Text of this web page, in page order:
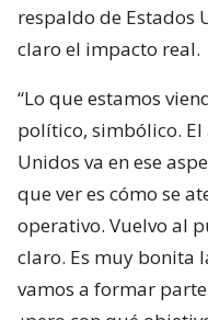
respaldo de Estados
claro el impacto real.
“Lo que estamos
político, simbólico. El
Unidos va en ese
que ver es cómo se
operativo. Vuelvo al
claro. Es muy bonita
vamos a formar